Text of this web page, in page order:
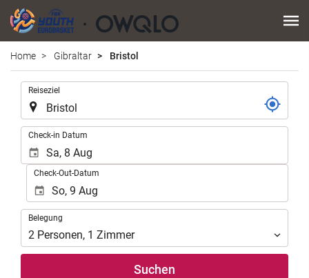
Home Gibraltar Bristol
Reiseziel
Check-in Datum
Check-Out-Datum
Belegung
Belegung
2 Personen, 1 Zimmer
Suchen